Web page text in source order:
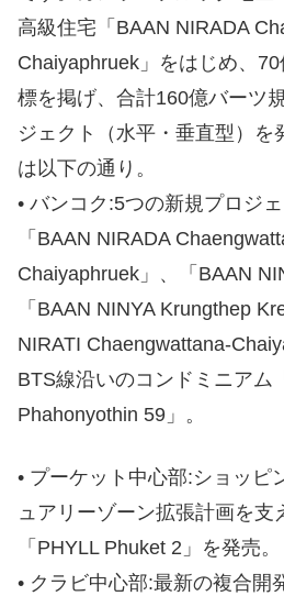
高級住宅「BAAN NIRADA
Chaiyaphruek」をはじめ、
標を掲げ、合計160億バーツ
ジェクト（水平・垂直型）を
は以下の通り。
• バンコク:5つの新規プロジェ
「BAAN NIRADA
Chaiyaphruek」、「BAAN
「BAAN NINYA Krungthep
NIRATI Chaengwattana-
BTS線沿いのコンドミニアム
Phahonyothin 59」。
• プーケット中心部:ショッピ
ュアリーゾーン拡張計画を支
「PHYLL Phuket 2」を発売。
• クラビ中心部:最新の複合開